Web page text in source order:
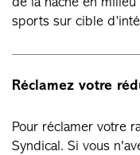
sports sur cible
Réclamez votre
Pour réclamer votre
Syndical. Si vous